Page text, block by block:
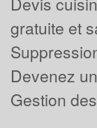
gratuite et
Devenez
Gestion